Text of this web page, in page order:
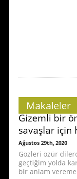
Makaleler
Gizemli bir
savaşlar için
Ağustos 29th, 2020
Gözleri özür
geçtiğim yolda
bir anlam